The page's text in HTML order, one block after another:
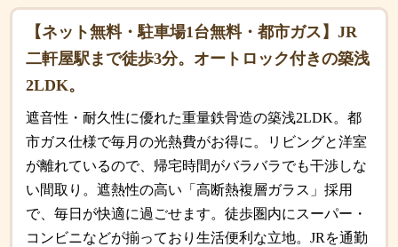
【ネット無料・駐車場1台無料・都市ガス】JR
二軒屋駅まで徒歩3分。オートロック付きの築浅
2LDK。
遮音性・耐久性に優れた重量鉄骨造の築浅2LDK。都
市ガス仕様で毎月の光熱費がお得に。リビングと洋室
が離れているので、帰宅時間がバラバラでも干渉しな
い間取り。遮熱性の高い「高断熱複層ガラス」採用
で、毎日が快適に過ごせます。徒歩圏内にスーパー・
コンビニなどが揃っており生活便利な立地。JRを通勤